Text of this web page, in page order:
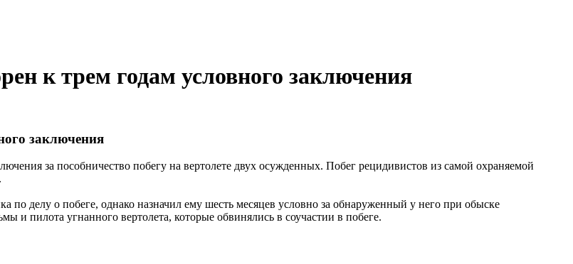
к трем годам условного заключения
заключения
за пособничество побегу на вертолете двух осужденных. Побег рецидивистов из самой охраняемой
по делу о побеге, однако назначил ему шесть месяцев условно за обнаруженный у него при обыске
и пилота угнанного вертолета, которые обвинялись в соучастии в побеге.